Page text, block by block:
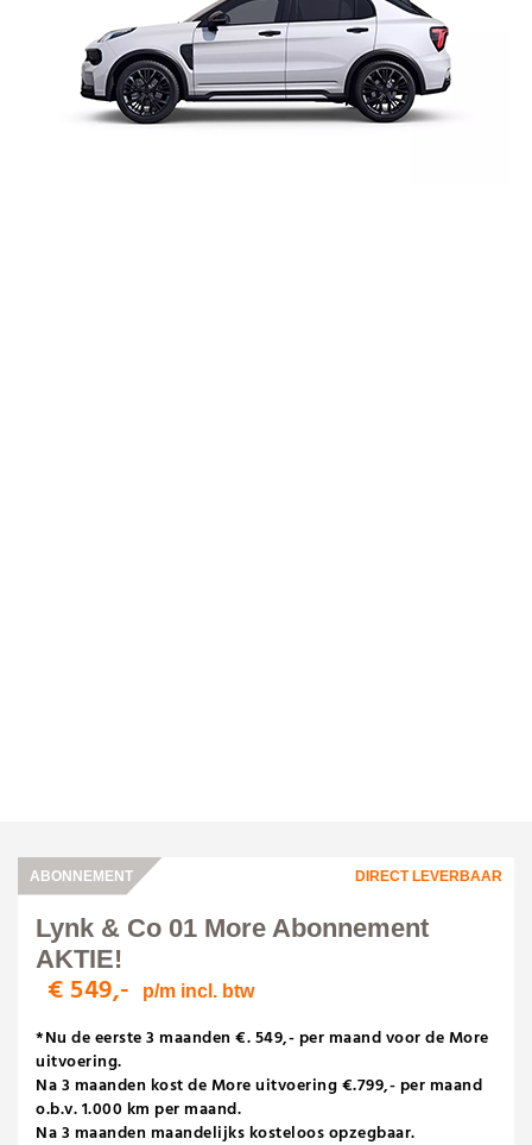
ABONNEMENT DIRECT LEVERBAAR
Lynk & Co 01 More Abonnement
AKTIE!
€ 549,- p/m incl. btw
*Nu de eerste 3 maanden €. 549,- per maand voor de More
uitvoering.
Na 3 maanden kost de More uitvoering €.799,- per maand
o.b.v. 1.000 km per maand.
Na 3 maanden maandelijks kosteloos opzegbaar.